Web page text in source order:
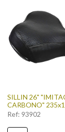
SILLIN 26"
CARBONO"
Ref: 93902